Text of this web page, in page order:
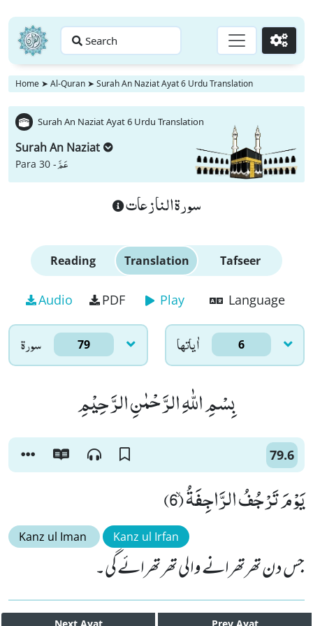
Search Go
Home ➤ Al-Quran ➤ Surah An Naziat Ayat 6 Urdu Translation
Surah An Naziat Ayat 6 Urdu Translation
Surah An Naziat
Para 30 -عَمَّ
سورة النازعات
Reading Translation Tafseer
Audio PDF Play Language
سورۃ 79 اٰياتها 6
بِسْمِ اللّٰهِ الرَّحْمٰنِ الرَّحِیْمِ
79.6
یَوْمَ تَرْجُفُ الرَّاجِفَةُۙ (6)
Kanz ul Iman Kanz ul Irfan
جس دن تھرتھرانے والی تھر تھرائے گی۔